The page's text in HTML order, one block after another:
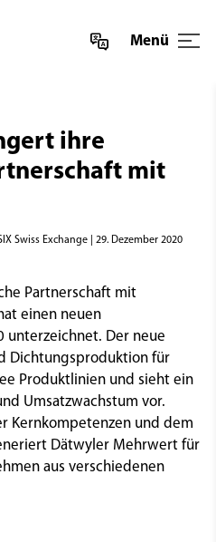
Menü
ihre
mit
Swiss Exchange | 29. Dezember 2020
Partnerschaft mit
einen neuen
unterzeichnet. Der neue
Dichtungsproduktion für
Produktlinien und sieht ein
Umsatzwachstum vor.
Kernkompetenzen und dem
Dätwyler Mehrwert für
aus verschiedenen